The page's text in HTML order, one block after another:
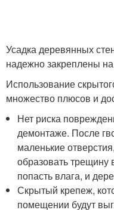
Усадка деревянных
надежно закреплены
Использование
множество плюсов и
Нет риска
демонтаже. После
маленькие
образовать трещину
попасть влага, и
Скрытый крепеж,
помещении будут